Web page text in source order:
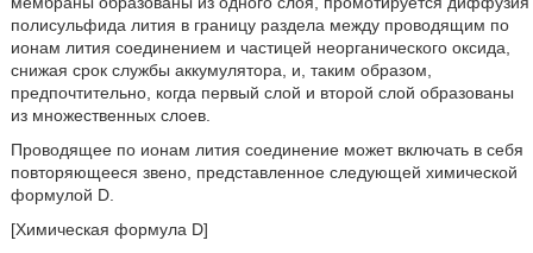
полисульфида лития в границу раздела между проводящим по
ионам лития соединением и частицей неорганического оксида,
снижая срок службы аккумулятора, и, таким образом,
предпочтительно, когда первый слой и второй слой образованы
из множественных слоев.
Проводящее по ионам лития соединение может включать в себя
повторяющееся звено, представленное следующей химической
формулой D.
[Химическая формула D]